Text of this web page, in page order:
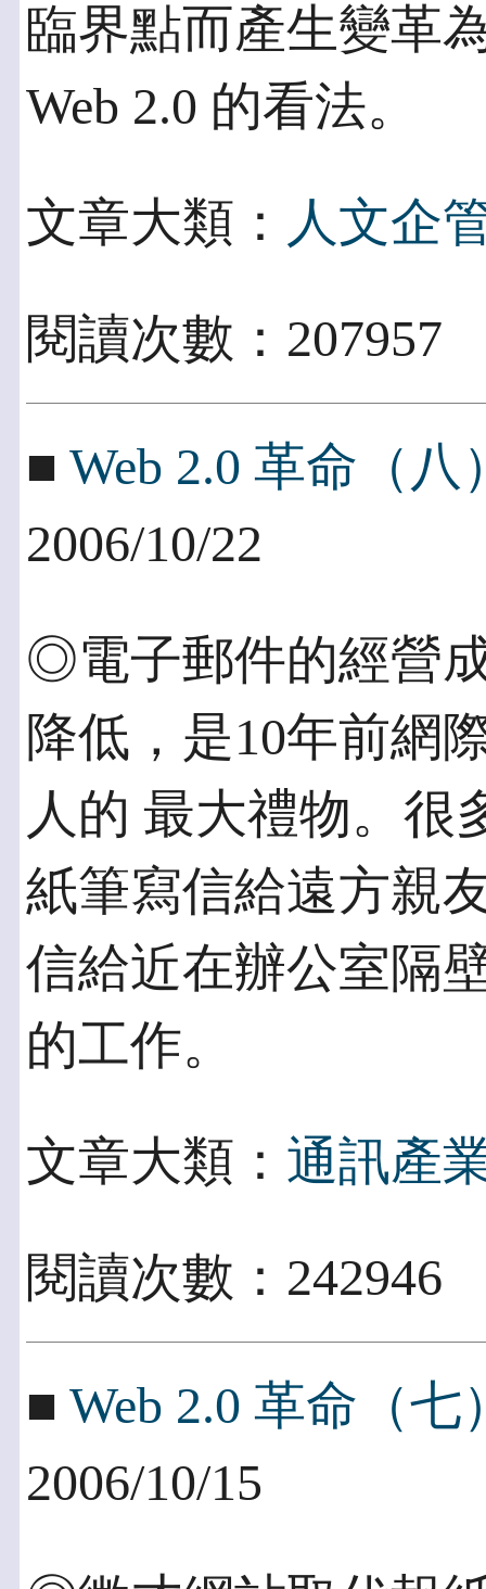
臨界點而產生變革
Web 2.0 的看法。
文章大類： 人文企
閱讀次數：
■ Web 2.0 革命（
2006/10/22
◎電子郵件的經營
降低，是10年前網
人的 最大禮物。很
紙筆寫信給遠方親
信給近在辦公室隔
的工作。
文章大類： 通訊產
閱讀次數：
■ Web 2.0 革命（
2006/10/15